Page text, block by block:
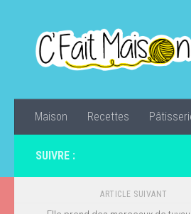
Maison Recettes
SUIVRE :
ARTICLE SUIVANT